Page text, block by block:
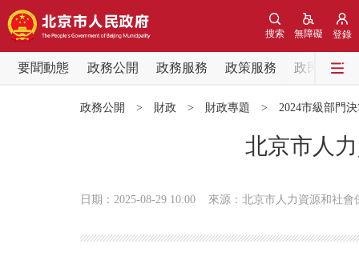
登錄
無障礙
搜索
要聞動態 政務公開 政務服務 政策服務
政民互動
政務公開 > 財政 > 財政專題 > 2024市級部門
北京市人
日期：2025-08-29 10:00 來源：北京市人力資源和社會